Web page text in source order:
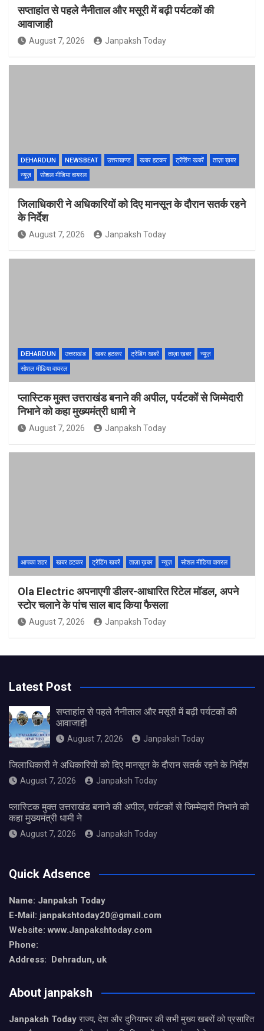
सप्ताहांत से पहले नैनीताल और मसूरी में बढ़ी पर्यटकों की
आवाजाही
August 7, 2026 Janpaksh Today
DEHARDUN NEWSBEAT उत्तराखण्ड खबर हटकर ट्रेंडिंग खबरें
ताज़ा ख़बर
न्यूज़
सोशल मीडिया वायरल
जिलाधिकारी ने अधिकारियों को दिए मानसून के दौरान सतर्क रहने
के निर्देश
August 7, 2026 Janpaksh Today
DEHARDUN उत्तराखंड खबर हटकर ट्रेंडिंग खबरें ताज़ा ख़बर
न्यूज़
सोशल मीडिया वायरल
प्लास्टिक मुक्त उत्तराखंड बनाने की अपील, पर्यटकों से जिम्मेदारी
निभाने को कहा मुख्यमंत्री धामी ने
August 7, 2026 Janpaksh Today
आपका शहर खबर हटकर ट्रेंडिंग खबरें ताज़ा ख़बर न्यूज़ सोशल मीडिया वायरल
Ola Electric अपनाएगी डीलर-आधारित रिटेल मॉडल, अपने
स्टोर चलाने के पांच साल बाद किया फैसला
August 7, 2026 Janpaksh Today
Latest Post
सप्ताहांत से पहले नैनीताल और मसूरी में बढ़ी पर्यटकों की
आवाजाही
August 7, 2026 Janpaksh Today
जिलाधिकारी ने अधिकारियों को दिए मानसून के दौरान सतर्क रहने के निर्देश
August 7, 2026 Janpaksh Today
प्लास्टिक मुक्त उत्तराखंड बनाने की अपील, पर्यटकों से जिम्मेदारी निभाने को
कहा मुख्यमंत्री धामी ने
August 7, 2026 Janpaksh Today
Quick Adsence
Name: Janpaksh Today
E-Mail: janpakshtoday20@gmail.com
Website: www.Janpakshtoday.com
Phone:
Address: Dehradun, uk
About janpaksh
Janpaksh Todayराज्य, देश और दुनियाभर की सभी मुख्य खबरों को प्रसारित